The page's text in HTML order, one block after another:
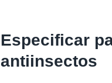
Especificar
antiinsectos